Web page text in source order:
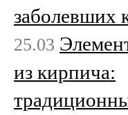
заболевших
25.03
из кирпича: